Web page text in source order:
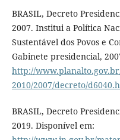
BRASIL, Decreto
2007. Institui a Política
Sustentável dos Povos e
Gabinete presidencial,
http://
2010/2007/decreto/
BRASIL, Decreto
2019. Disponível em: